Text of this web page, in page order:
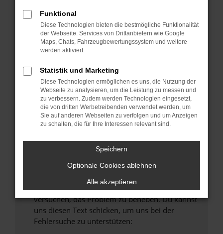
verhindern. Funktioniert die Seite in einem
anderen Browser oder in einem privaten
Fenster?
Starte dein Gerät neu.
Probleme zu beheben.
Stelle sicher, dass dein Browser und dein
Betriebssystem auf dem neuesten Stand
sind.
Veraltete Software birgt nicht nur ein
Sicherheitsrisiko, sondern kann auch dazu
führen, dass bestimmte Funktionen nicht mehr
unterstützt werden.
Wende dich an den Webseitenbetreiber.
Wenn du alle oben genannten Schritte versucht
hast, kontaktiere uns bitte. Wir werden
versuchen, das Problem zu beheben. Du kannst
uns diesen Text schicken, um uns bei der
Fehlersuche zu unterstützen:
Funktional
Diese Technologien bieten die bestmögliche Funktionalität
der Webseite. Services von Drittanbietern wie Google
Maps, Chats, Fahrzeugbewertungssystem und weitere
werden aktiviert.
Statistik und Marketing
Diese Technologien ermöglichen es uns, die Nutzung der
Webseite zu analysieren, um die Leistung zu messen und
zu verbessern. Zudem werden Technologien eingesetzt,
die von dritten Werbetreibenden verwendet werden, um
Sie auf anderen Webseiten zu verfolgen und um Anzeigen
zu schalten, die für Ihre Interessen relevant sind.
Speichern
Optionale Cookies ablehnen
Alle akzeptieren